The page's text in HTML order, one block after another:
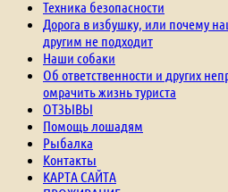
Техника безопасности
Дорога в избушку, или почему
другим не подходит
Наши собаки
Об ответственности и других
омрачить жизнь туриста
ОТЗЫВЫ
Помощь лошадям
Рыбалка
Контакты
КАРТА САЙТА